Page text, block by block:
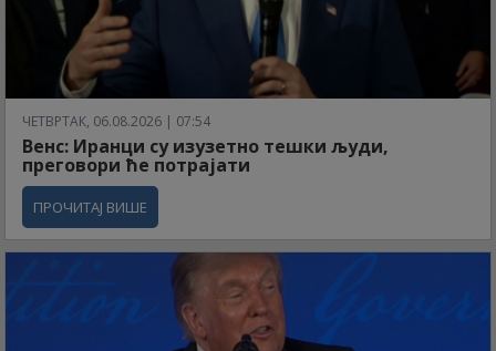
ЧЕТВРТАК, 06.08.2026 | 07:54
Венс: Иранци су изузетно тешки људи,
преговори ће потрајати
ПРОЧИТАЈ ВИШЕ